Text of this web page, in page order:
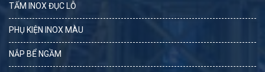
TẤM INOX ĐỤC LỖ
PHỤ KIỆN INOX MÀU
NẮP BỂ NGẦM